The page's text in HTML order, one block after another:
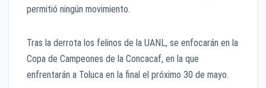
permitió ningún movimiento.
Tras la derrota los felinos de la UANL, se enfocarán en la
Copa de Campeones de la Concacaf, en la que
enfrentarán a Toluca en la final el próximo 30 de mayo.